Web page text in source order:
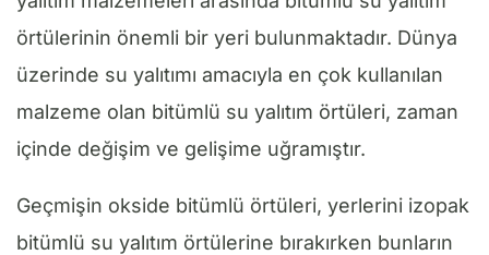
örtüle­rinin önemli bir yeri bulunmaktadır. Dünya
üzerinde su yalıtımı amacıyla en çok kullanılan
malzeme olan bitümlü su yalıtım örtüleri, zaman
içinde değişim ve gelişime uğramıştır.
Geçmişin okside bitümlü örtüleri, yerle­rini izopak
bitümlü su yalıtım örtülerine bırakırken bunların